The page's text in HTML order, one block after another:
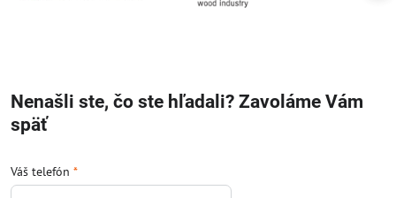
Nenašli ste, čo ste hľadali? Zavoláme Vám
späť
Váš telefón *